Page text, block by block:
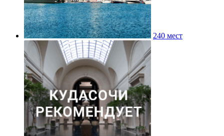
240 мест